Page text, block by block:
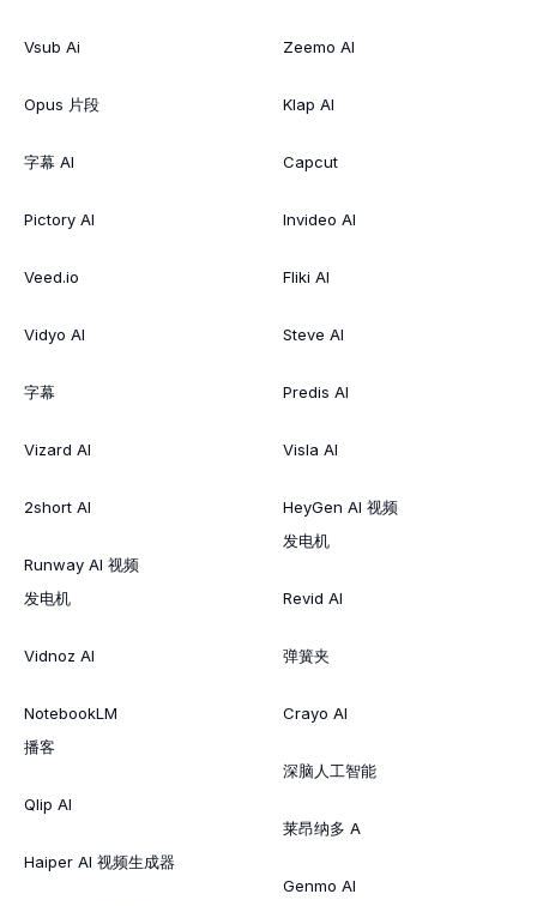
Vsub Ai
Opus 片段
字幕 AI
Pictory AI
Veed.io
Vidyo AI
字幕
Vizard AI
2short AI
Runway AI 视频
发电机
Vidnoz AI
NotebookLM
播客
Qlip AI
Haiper AI 视频生成器
Zeemo AI
Klap AI
Capcut
Invideo AI
Fliki AI
Steve AI
Predis AI
Visla AI
HeyGen AI 视频
发电机
Revid AI
弹簧夹
Crayo AI
深脑人工智能
莱昂纳多 A
Genmo AI